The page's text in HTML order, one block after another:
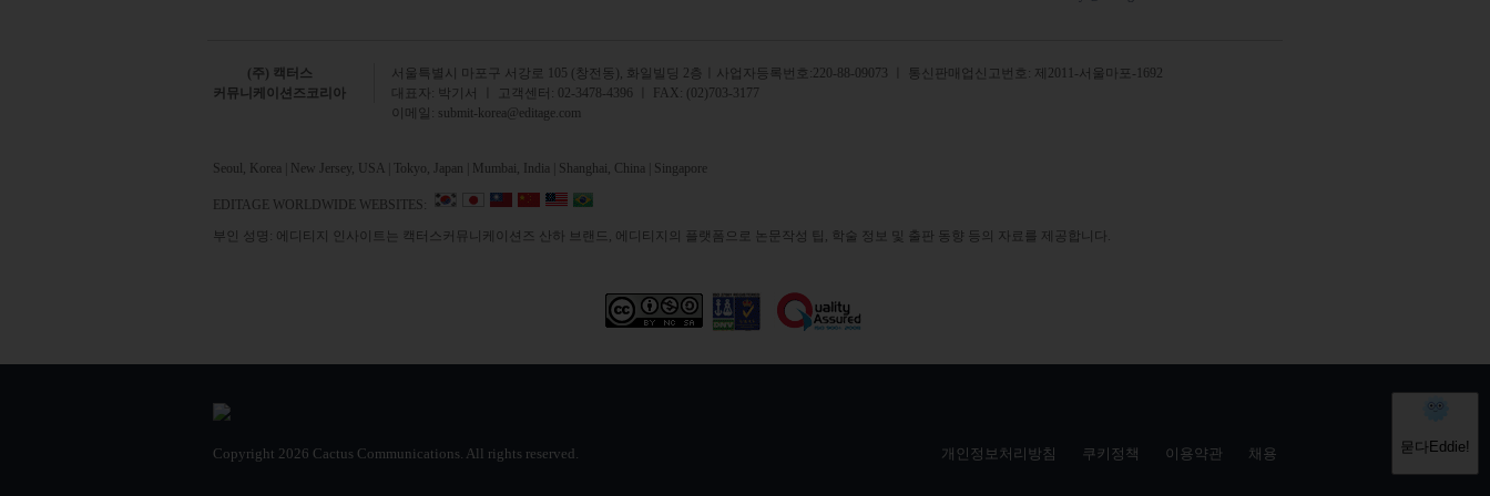
(주) 캑터스
커뮤니케이션즈코리아
서 울특별시 마포구 서강로 105 (창전동), 화일빌딩 2 층
ㅣ사업자등록번호:220-88-09073 ㅣ 통신판매업신고번호: 제2011-서울마포-1692
대표자: 박기서 ㅣ 고객센터:
02-3478-4396 ㅣ FAX: (02)703-3177
이메일: submit-korea@editage.com
Seoul, Korea | New Jersey, USA | Tokyo, Japan | Mumbai, India | Shanghai, China | Singapore
EDITAGE WORLDWIDE WEBSITES:
부인 성명: 에디티지 인사이트는 캑터스커뮤니케이션즈 산하 브랜드, 에디티지의 플랫폼으로 논문작성 팁, 학술 정보 및 출판 동향 등의 자료를 제공합니다.
Copyright 2026 Cactus Communications. All rights reserved. 개인정보처리방침 쿠키정책 이용약관 채용